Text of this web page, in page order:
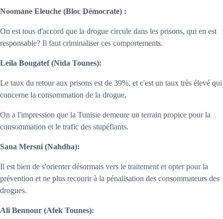
Noomane Eleuche (Bloc Démocrate) :
On est tous d'accord que la drogue circule dans les prisons, qui en est
responsable? Il faut criminaliser ces comportements.
Leila Bougatef(Nida Tounes):
Le taux du retour aux prisons est de 39%, et c'est un taux très élevé qui
concerne la consommation de la drogue,
On a l'impression que la Tunisie demeure un terrain propice pour la
consommation et le trafic des stupéfiants.
Sana Mersni(Nahdha):
Il est bien de s'orienter désormais vers le traitement et opter pour la
prévention et ne plus recourir à la pénalisation des consommateurs des
drogues.
Ali Bennour(Afek Tounes):